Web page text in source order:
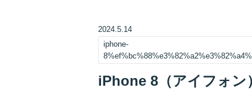
2024.5.14
iphone-
iPhone 8（アイフォン